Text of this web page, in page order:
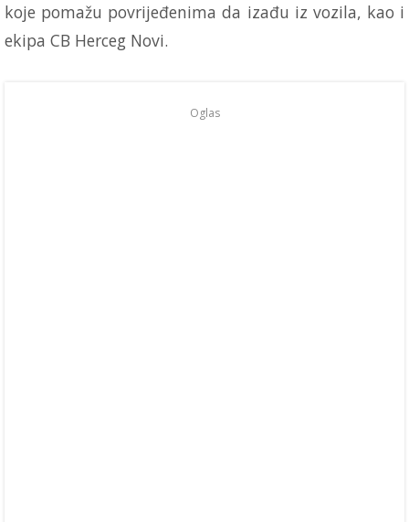
koje pomažu povrijeđenima da izađu iz vozila, kao i
ekipa CB Herceg Novi.
Oglas